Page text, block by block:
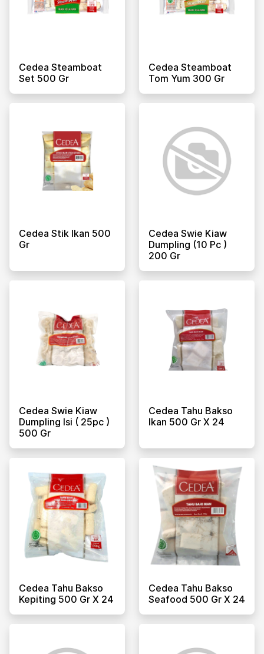
Cedea Steamboat
Set 500 Gr
Cedea Steamboat
Tom Yum 300 Gr
Cedea Stik Ikan 500
Gr
Cedea Swie Kiaw
Dumpling (10 Pc )
200 Gr
Cedea Swie Kiaw
Dumpling Isi ( 25pc )
500 Gr
Cedea Tahu Bakso
Ikan 500 Gr X 24
Cedea Tahu Bakso
Kepiting 500 Gr X 24
Cedea Tahu Bakso
Seafood 500 Gr X 24